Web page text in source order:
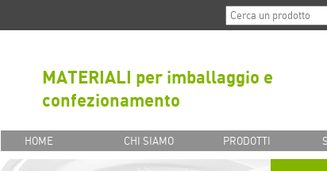
MATERIALI per imballaggio e
confezionamento
HOME CHI SIAMO PRODOTTI